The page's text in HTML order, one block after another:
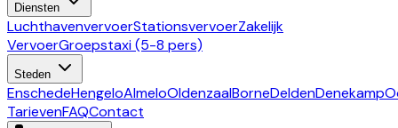
Diensten
LuchthavenvervoerStationsvervoerZakelijk
VervoerGroepstaxi (5-8 pers)
Steden
EnschedeHengeloAlmeloOldenzaalBorneDeldenDenekamp
TarievenFAQContact